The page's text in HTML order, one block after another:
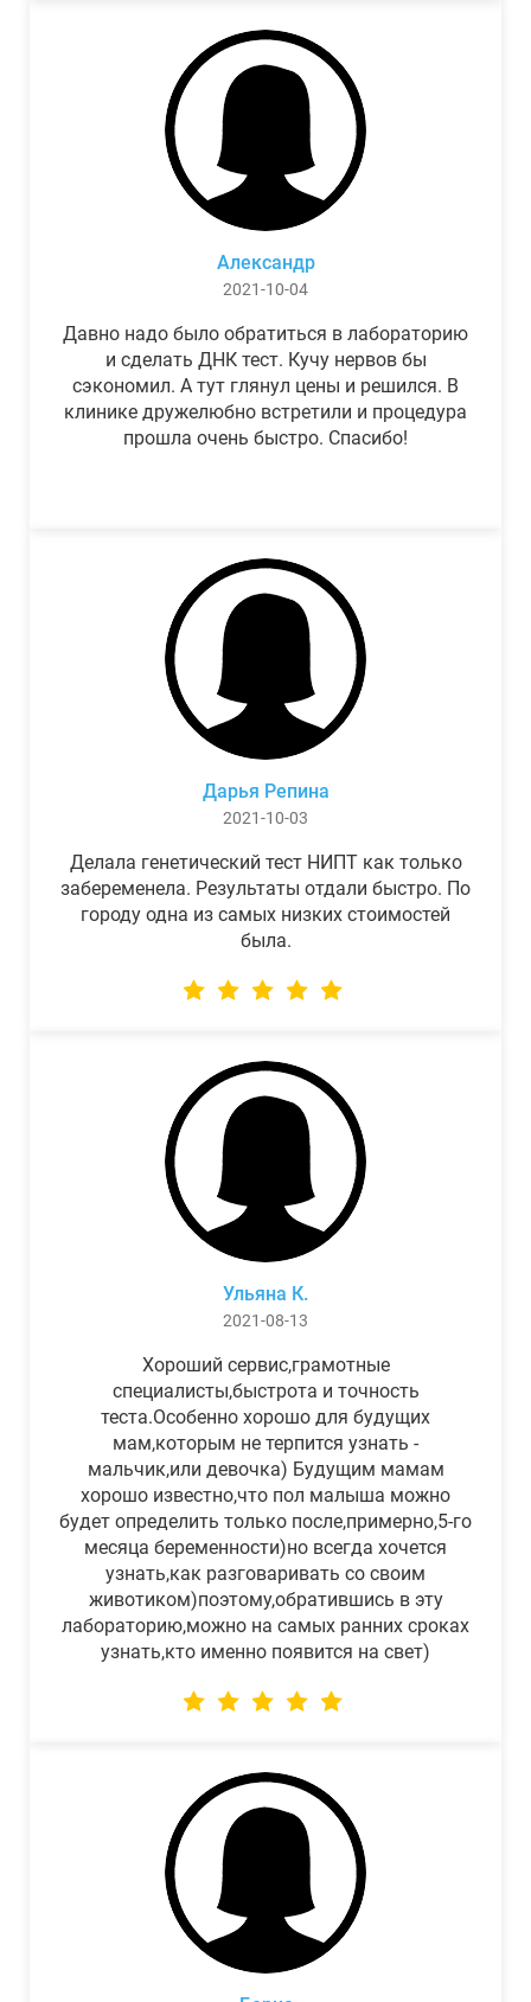
Александр
2021-10-04
Давно надо было обратиться в лабораторию
и сделать ДНК тест. Кучу нервов бы
сэкономил. А тут глянул цены и решился. В
клинике дружелюбно встретили и процедура
прошла очень быстро. Спасибо!
Дарья Репина
2021-10-03
Делала генетический тест НИПТ как только
забеременела. Результаты отдали быстро. По
городу одна из самых низких стоимостей
была.
Ульяна К.
2021-08-13
Хороший сервис,грамотные
специалисты,быстрота и точность
теста.Особенно хорошо для будущих
мам,которым не терпится узнать -
мальчик,или девочка) Будущим мамам
хорошо известно,что пол малыша можно
будет определить только после,примерно,5-го
месяца беременности)но всегда хочется
узнать,как разговаривать со своим
животиком)поэтому,обратившись в эту
лабораторию,можно на самых ранних сроках
узнать,кто именно появится на свет)